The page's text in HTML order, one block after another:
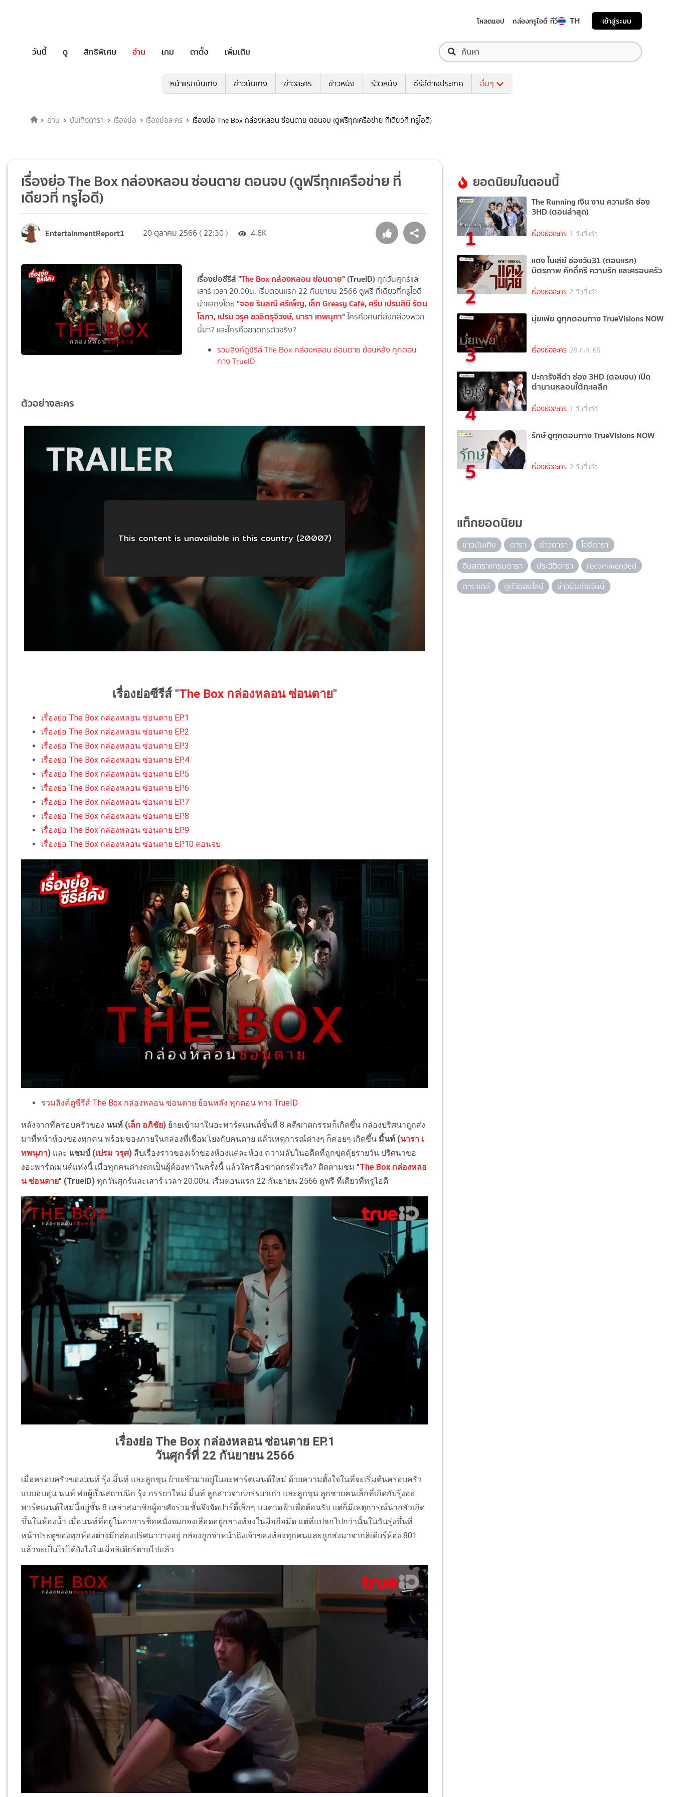
โหลดแอป กล่องทรูไอดี ทีวี TH เข้าสู่ระบบ
วันนี้ ดู สิทธิพิเศษ อ่าน เกม ตาตั้ง เพิ่มเติม
หน้าแรกบันเทิง ข่าวบันเทิง ข่าวละคร ข่าวหนัง รีวิวหนัง ซีรีส์ต่างประเทศ อื่นๆ
อ่าน บันเทิงดารา เรื่องย่อ เรื่องย่อละคร เรื่องย่อ The Box กล่องหลอน ซ่อนตาย ตอนจบ (ดูฟรีทุกเครือข่าย ที่เดียวที่ ทรูไอดี)
เรื่องย่อ The Box กล่องหลอน ซ่อนตาย ตอนจบ (ดูฟรีทุกเครือข่าย ที่
เดียวที่ ทรูไอดี)
EntertainmentReport1 20 ตุลาคม 2566 ( 22:30 ) 4.6K
เรื่องย่อซีรีส์"The Box กล่องหลอน ซ่อนตาย" (TrueID)ทุกวันศุกร์และ
เสาร์ เวลา 20.00น. เริ่มตอนแรก 22 กันยายน 2566 ดูฟรี ที่เดียวที่ทรูไอดี
นำแสดงโดย "จอย รินลณี ศรีเพ็ญ,เล็ก Greasy Cafe,ครีม เปรมสินี รัตน
โสภา,เปรม วรุศ ชวลิตรุจิวงษ์,นารา เทพนุภา"ใครคือคนที่ส่งกล่องพวก
นี้มา? และใครคือฆาตกรตัวจริง?
รวมลิงค์ดูซีรีส์ The Box กล่องหลอน ซ่อนตาย ย้อนหลัง ทุกตอน
ทาง TrueID
ตัวอย่างละคร
เรื่องย่อซีรีส์ "The Box กล่องหลอน ซ่อนตาย"
เรื่องย่อ The Box กล่องหลอน ซ่อนตาย EP.1
เรื่องย่อ The Box กล่องหลอน ซ่อนตาย EP.2
เรื่องย่อ The Box กล่องหลอน ซ่อนตาย EP.3
เรื่องย่อ The Box กล่องหลอน ซ่อนตาย EP.4
เรื่องย่อ The Box กล่องหลอน ซ่อนตาย EP.5
เรื่องย่อ The Box กล่องหลอน ซ่อนตาย EP.6
เรื่องย่อ The Box กล่องหลอน ซ่อนตาย EP.7
เรื่องย่อ The Box กล่องหลอน ซ่อนตาย EP.8
เรื่องย่อ The Box กล่องหลอน ซ่อนตาย EP.9
เรื่องย่อ The Box กล่องหลอน ซ่อนตาย EP.10 ตอนจบ
รวมลิงค์ดูซีรีส์ The Box กล่องหลอน ซ่อนตาย ย้อนหลัง ทุกตอน ทาง TrueID
หลังจากที่ครอบครัวของ นนท์ (เล็ก อภิชัย) ย้ายเข้ามาในอะพาร์ตเมนต์ชั้นที่ 8 คดีฆาตกรรมก็เกิดขึ้น กล่องปริศนาถูกส่ง
มาที่หน้าห้องของทุกคน พร้อมของภายในกล่องที่เชื่อมโยงกับคนตาย แล้วเหตุการณ์ต่างๆ ก็ค่อยๆ เกิดขึ้น มิ้นท์ (นารา เ
ทพนุภา) และ แชมป์ (เปรม วรุศ) สืบเรื่องราวของเจ้าของห้องแต่ละห้อง ความลับในอดีตที่ถูกขุดคุ้ยรายวัน ปริศนาขอ
งอะพาร์ตเมนต์แห่งนี้ เมื่อทุกคนต่างตกเป็นผู้ต้องหาในครั้งนี้ แล้วใครคือฆาตกรตัวจริง? ติดตามชม "The Box กล่องหลอ
น ซ่อนตาย" (TrueID) ทุกวันศุกร์และเสาร์ เวลา 20.00น. เริ่มตอนแรก 22 กันยายน 2566 ดูฟรี ที่เดียวที่ทรูไอดี
เรื่องย่อ The Box กล่องหลอน ซ่อนตาย EP.1
วันศุกร์ที่ 22 กันยายน 2566
เมื่อครอบครัวของนนท์ รุ้ง มิ้นท์ และลูกขุน ย้ายเข้ามาอยู่ในอะพาร์ตเมนต์ใหม่ ด้วยความตั้งใจในที่จะเริ่มต้นครอบครัว
แบบอบอุ่น นนท์ พ่อผู้เป็นสถาปนิก รุ้ง ภรรยาใหม่ มิ้นท์ ลูกสาวจากภรรยาเก่า และลูกขุน ลูกชายคนเล็กที่เกิดกับรุ้งอะ
พาร์ตเมนต์ใหม่นี้อยู่ชั้น 8 เหล่าสมาชิกผู้อาศัยร่วมชั้นจึงจัดปาร์ตี้เล็กๆ บนดาดฟ้าเพื่อต้อนรับ แต่ก็มีเหตุการณ์น่ากลัวเกิด
ขึ้นในห้องน้ำ เมื่อนนท์ที่อยู่ในอาการช็อคนั่งจมกองเลือดอยู่กลางห้องในมือถือมีด แต่ที่แปลกไปกว่านั้นในวันรุ่งขึ้นที่
หน้าประตูของทุกห้องต่างมีกล่องปริศนาวางอยู่ กล่องถูกจ่าหน้าถึงเจ้าของห้องทุกคนและถูกส่งมาจากลิเดียร์ห้อง 801
แล้วจะเป็นไปได้ยังไงในเมื่อลิเดียร์ตายไปแล้ว
ยอดนิยมในตอนนี้
1
The Running เงิน งาน ความรัก ช่อง
3HD (ตอนล่าสุด)
เรื่องย่อละคร 1 วันที่แล้ว
2
แดง ไบเล่ย์ ช่องวัน31 (ตอนแรก)
มิตรภาพ ศักดิ์ศรี ความรัก และครอบครัว
เรื่องย่อละคร 2 วันที่แล้ว
3
มุ่ยเฟย ดูทุกตอนทาง TrueVisions NOW
เรื่องย่อละคร 29 ก.ค. 69
4
ปะการังสีดำ ช่อง 3HD (ตอนจบ) เปิด
ตำนานหลอนใต้ทะเลลึก
เรื่องย่อละคร 1 วันที่แล้ว
5
รักษ์ ดูทุกตอนทาง TrueVisions NOW
เรื่องย่อละคร 2 วันที่แล้ว
แท็กยอดนิยม
ข่าวบันเทิง ดารา ข่าวดารา
ไอจีดารา
อินสตราแกรมดารา
ประวัติดารา
recommended
ดาราเดลี่
ดูทีวีออนไลน์ ข่าวบันเทิงวันนี้